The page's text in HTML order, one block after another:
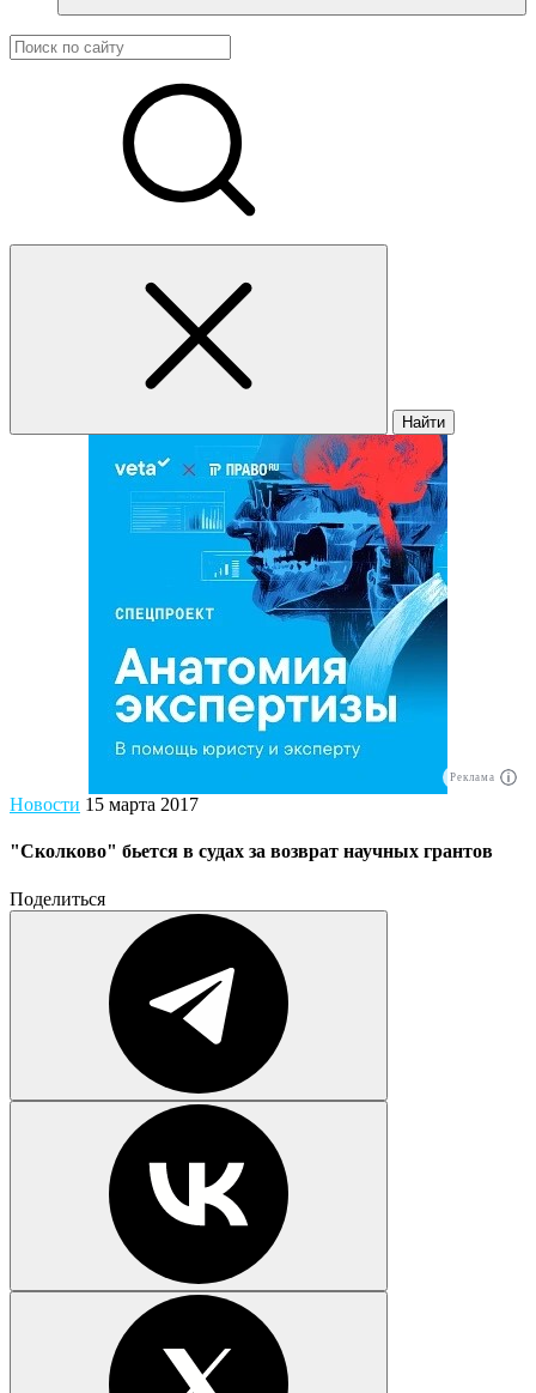
Найти
Реклама
Новости 15 марта 2017
"Сколково" бьется в судах за возврат научных грантов
Поделиться